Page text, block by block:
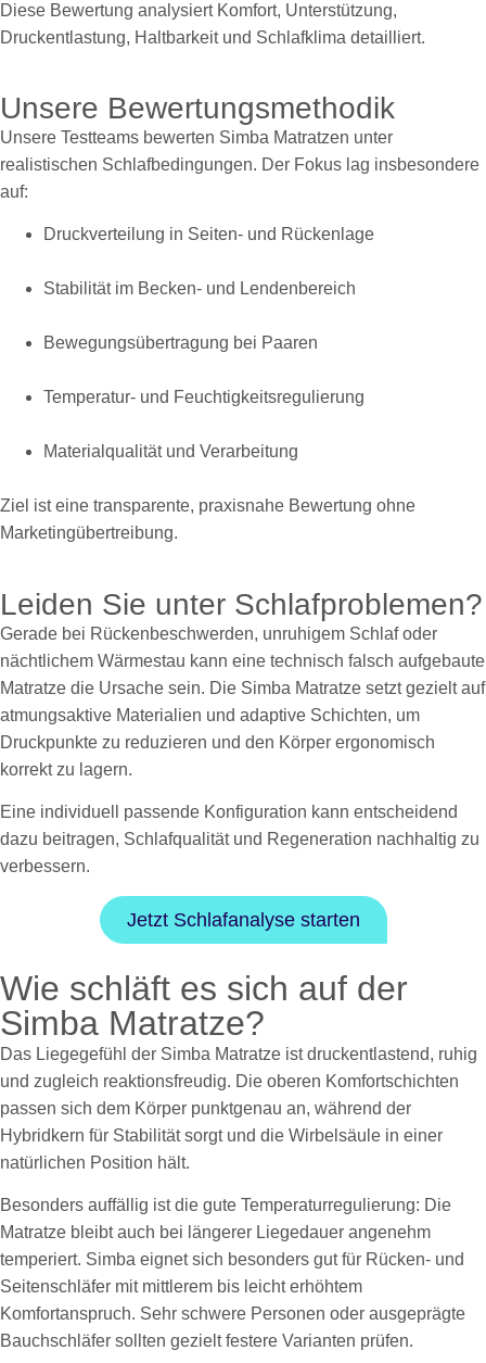
Diese Bewertung analysiert Komfort, Unterstützung,
Druckentlastung, Haltbarkeit und Schlafklima detailliert.
Unsere Bewertungsmethodik
Unsere Testteams bewerten Simba Matratzen unter
realistischen Schlafbedingungen. Der Fokus lag insbesondere
auf:
Druckverteilung in Seiten- und Rückenlage
Stabilität im Becken- und Lendenbereich
Bewegungsübertragung bei Paaren
Temperatur- und Feuchtigkeitsregulierung
Materialqualität und Verarbeitung
Ziel ist eine transparente, praxisnahe Bewertung ohne
Marketingübertreibung.
Leiden Sie unter Schlafproblemen?
Gerade bei Rückenbeschwerden, unruhigem Schlaf oder
nächtlichem Wärmestau kann eine technisch falsch aufgebaute
Matratze die Ursache sein. Die Simba Matratze setzt gezielt auf
atmungsaktive Materialien und adaptive Schichten, um
Druckpunkte zu reduzieren und den Körper ergonomisch
korrekt zu lagern.
Eine individuell passende Konfiguration kann entscheidend
dazu beitragen, Schlafqualität und Regeneration nachhaltig zu
verbessern.
Jetzt Schlafanalyse starten
Wie schläft es sich auf der
Simba Matratze?
Das Liegegefühl der Simba Matratze ist druckentlastend, ruhig
und zugleich reaktionsfreudig. Die oberen Komfortschichten
passen sich dem Körper punktgenau an, während der
Hybridkern für Stabilität sorgt und die Wirbelsäule in einer
natürlichen Position hält.
Besonders auffällig ist die gute Temperaturregulierung: Die
Matratze bleibt auch bei längerer Liegedauer angenehm
temperiert. Simba eignet sich besonders gut für Rücken- und
Seitenschläfer mit mittlerem bis leicht erhöhtem
Komfortanspruch. Sehr schwere Personen oder ausgeprägte
Bauchschläfer sollten gezielt festere Varianten prüfen.